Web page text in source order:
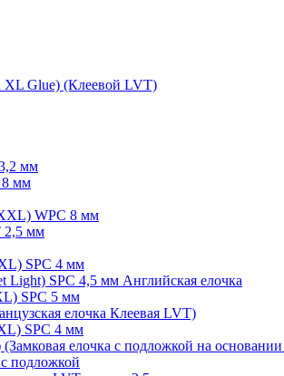
XL Glue) (Клеевой LVT)
мм
8 мм
WPC 8 мм
2,5 мм
SPC 4 мм
Light) SPC 4,5 мм Английская елочка
SPC 5 мм
елочка Клеевая LVT)
SPC 4 мм
елочка с подложкой на
подложкой